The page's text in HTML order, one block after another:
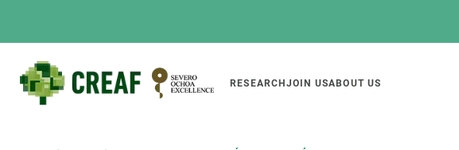
Main
RESEARCH JOIN USABOUT US